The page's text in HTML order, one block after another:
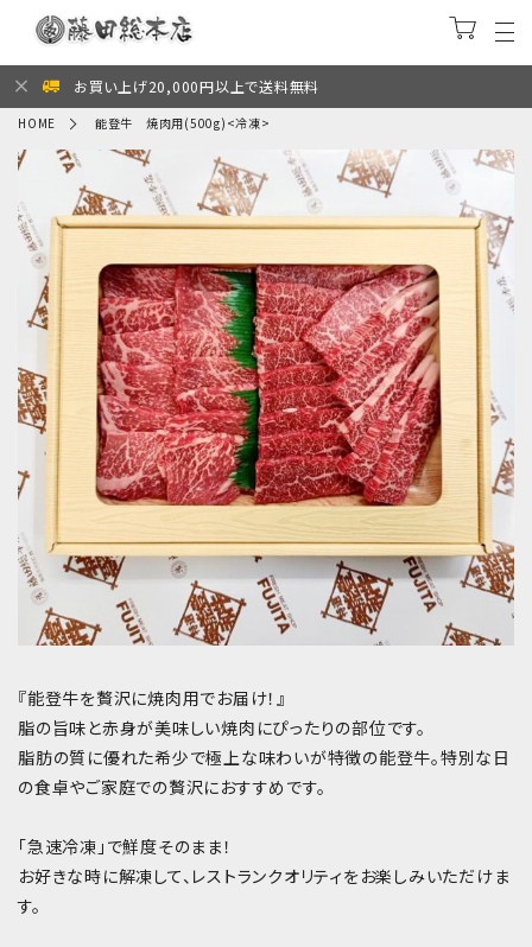
お買い上げ20,000円以上で送料無料
HOME 能登牛 焼肉用(500g)<冷凍>
『能登牛を贅沢に焼肉用でお届け！』
脂の旨味と赤身が美味しい焼肉にぴったりの部位です。
脂肪の質に優れた希少で極上な味わいが特徴の能登牛。特別な日
の食卓やご家庭での贅沢におすすめです。
「急速冷凍」で鮮度そのまま！
お好きな時に解凍して、レストランクオリティをお楽しみいただけま
す。